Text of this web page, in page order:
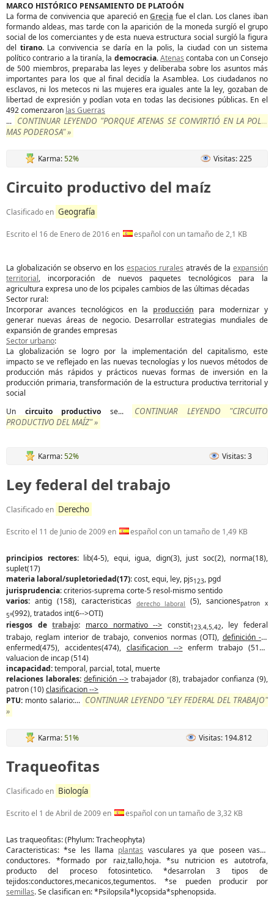
MARCO HISTÓRICO PENSAMIENTO DE PLATOÓN
La forma de convivencia que apareció enGrecia fue el clan. Los clanes iban
formando aldeas, mas tarde con la aparición de la moneda surgíó el grupo
social de los comerciantes y de esta nueva estructura social surgíó la figura
del tirano. La convivencia se daría en la polis, la ciudad con un sistema
político contrario a la tiranía, la democracia.Atenas contaba con un Consejo
de 500 miembros, preparaba las leyes y deliberaba sobre los asuntos más
importantes para los que al final decidía la Asamblea. Los ciudadanos no
esclavos, ni los metecos ni las mujeres era iguales ante la ley, gozaban de
libertad de expresión y podían vota en todas las decisiones públicas. En el
492 comenzaron las Guerras
... CONTINUAR LEYENDO "PORQUE ATENAS SE CONVIRTIÓ EN LA POLIS
MAS PODEROSA" »
Karma:52% Visitas: 225
Circuito productivo del maíz
Clasificado en Geografía
Escrito el 16 de Enero de 2016en español con un tamaño de 2,1 KB
La globalización se observo en los espacios rurales através de laexpansión
territorial, incorporación de nuevos paquetes tecnológicos para la
agricultura expresa uno de los pcipales cambios de las últimas décadas
Sector rural:
Incorporar avances tecnológicos en la producción para modernizar y
generar nuevas áreas de negocio. Desarrollar estrategias mundiales de
expansión de grandes empresas
Sector urbano:
La globalización se logro por la implementación del capitalismo, este
impacto se ve reflejado en las nuevas tecnologías y los nuevos métodos de
producción más rápidos y prácticos nuevas formas de inversión en la
producción primaria, transformación de la estructura productiva territorial y
social
Un circuito productivo se...
CONTINUAR LEYENDO "CIRCUITO
PRODUCTIVO DEL MAÍZ" »
Karma:52% Visitas: 3
Ley federal del trabajo
Clasificado en Derecho
Escrito el 11 de Junio de 2009en español con un tamaño de 1,49 KB
principios rectores: lib(4-5), equi, igua, dign(3), just soc(2), norma(18),
suplet(17)
materia laboral/supletoriedad(17): cost, equi, ley, pjs123, pgd
jurisprudencia: criterios-suprema corte-5 resol-mismo sentido
varios: antig (158), caracteristicas derecho laboral (5), sancionespatron x
5°(992), tratados int(6-->OTI)
riesgos detrabajo: marco normativo --> constit123,4,5,42, ley federal
trabajo, reglam interior de trabajo, convenios normas (OTI), definición -->
enfermed(475), accidentes(474), clasificacion -->enferm trabajo (513),
valuacion de incap (514)
incapacidad:temporal, parcial, total, muerte
relaciones laborales: definición --> trabajador (8), trabajador confianza (9),
patron (10) clasificacion -->
PTU: monto salario:... CONTINUAR LEYENDO "LEY FEDERAL DEL TRABAJO"
»
Karma:51% Visitas: 194.812
Traqueofitas
Clasificado en Biología
Escrito el 1 de Abril de 2009en español con un tamaño de 3,32 KB
Las traqueofitas: (Phylum: Tracheophyta)
Caracteristicas: *se les llama plantas vasculares ya que poseen vasos
conductores. *formado por raiz,tallo,hoja. *su nutricion es autotrofa,
producto del proceso fotosintetico. *desarrolan 3 tipos de
tejidos:conductores,mecanicos,tegumentos. *se pueden producir por
semillas. Se clasifican en: *Psilopsila*lycopsida*sphenopsida.